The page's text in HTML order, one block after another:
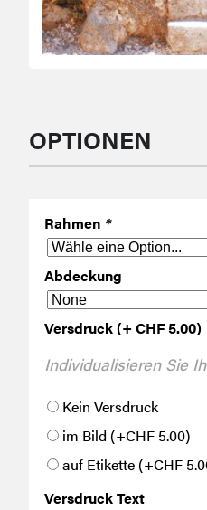
OPTIONEN
Rahmen *
Abdeckung
Versdruck (+ CHF 5.00)
Individualisieren Sie
Kein Versdruck
im Bild (+CHF 5.00)
auf Etikette (+CHF
Versdruck Text